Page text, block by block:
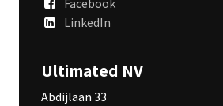
LinkedIn
Ultimated NV
Abdijlaan 33